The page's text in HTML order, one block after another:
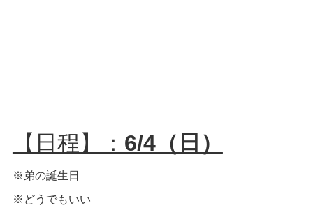
【日程】： 6/4（日）
※弟の誕生日
※どうでもいい